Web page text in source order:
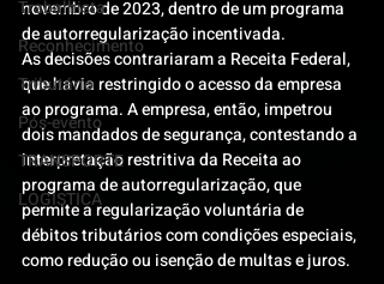
Trabalhista
Reconhecimento
Tributário
Pós-evento
TRANSPORTE
LOGISTICA
novembro de 2023, dentro de um programa
de autorregularização incentivada.
As decisões contrariaram a Receita Federal,
que havia restringido o acesso da empresa
ao programa. A empresa, então, impetrou
dois mandados de segurança, contestando a
interpretação restritiva da Receita ao
programa de autorregularização, que
permite a regularização voluntária de
débitos tributários com condições especiais,
como redução ou isenção de multas e juros.